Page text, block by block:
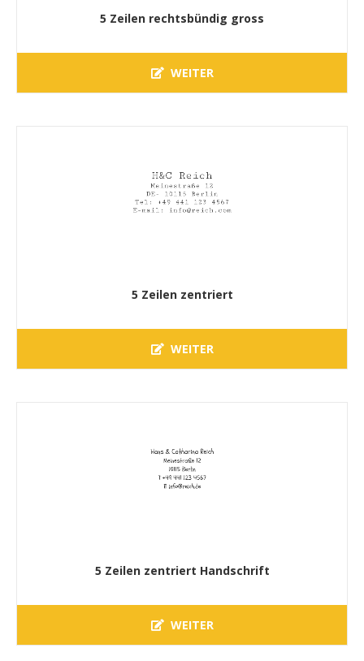
5 Zeilen rechtsbündig gross
WEITER
5 Zeilen zentriert
WEITER
5 Zeilen zentriert Handschrift
WEITER